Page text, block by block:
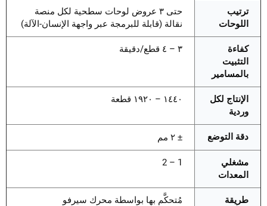
ترتيب
اللوحات
حتى ٣ عروض لوحات سطحية لكل منصة
نقالة (قابلة للبرمجة عبر واجهة الإنسان-الآلة)
كفاءة
التثبيت
بالمسامير
الإنتاج لكل
وردية
١٤٤٠ – ١٩٢٠ قطعة
دقة التوضع
مشغلي
المعدات
طريقة
مُتحكَّم بها بواسطة محرك سيرفو